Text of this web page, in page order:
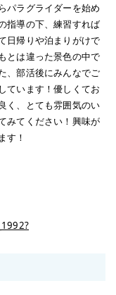
パラグライダーを始め
指導の下、練習すれば
日帰りや泊まりがけで
とは違った景色の中で
、部活後にみんなでご
ています！優しくてお
く、とても雰囲気のい
みてください！興味が
す！